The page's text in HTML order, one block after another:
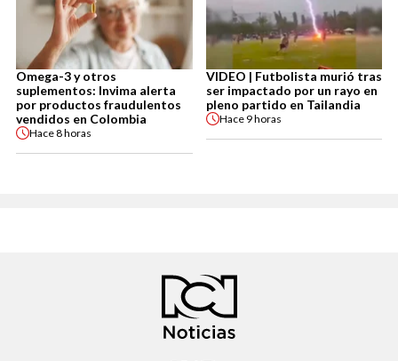
Omega-3 y otros
suplementos: Invima alerta
por productos fraudulentos
vendidos en Colombia
Hace8 horas
VIDEO | Futbolista murió tras
ser impactado por un rayo en
pleno partido en Tailandia
Hace 9 horas